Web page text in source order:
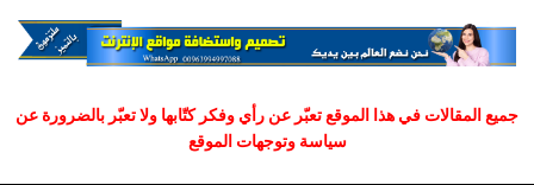
جميع المقالات في هذا الموقع تعبّر عن رأي وفكر كتّابها ولا تعبّر بالضرورة عن
سياسة وتوجهات الموقع